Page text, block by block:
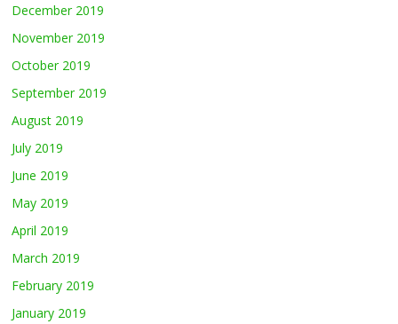
December 2019
November 2019
October 2019
September 2019
August 2019
July 2019
June 2019
May 2019
April 2019
March 2019
February 2019
January 2019